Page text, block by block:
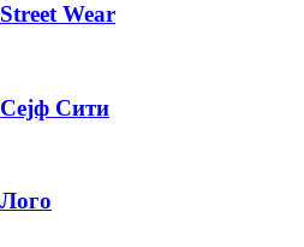
Street Wear
Сејф Сити
Лого